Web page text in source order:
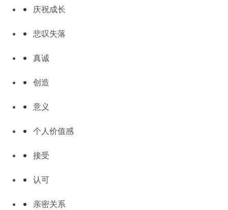
庆祝成长
悲叹失落
真诚
创造
意义
个人价值感
接受
认可
亲密关系